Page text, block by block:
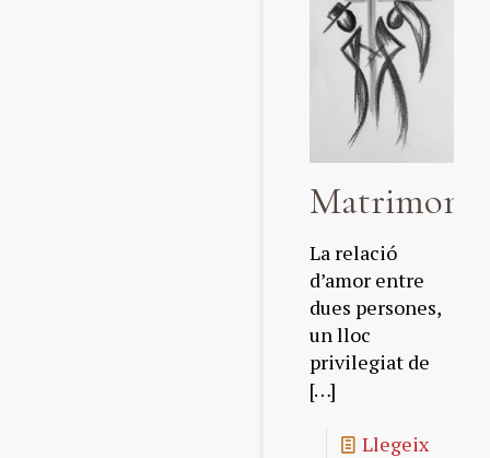
Matrimoni
La relació
d’amor entre
dues persones,
un lloc
privilegiat de
[…]
Llegeix